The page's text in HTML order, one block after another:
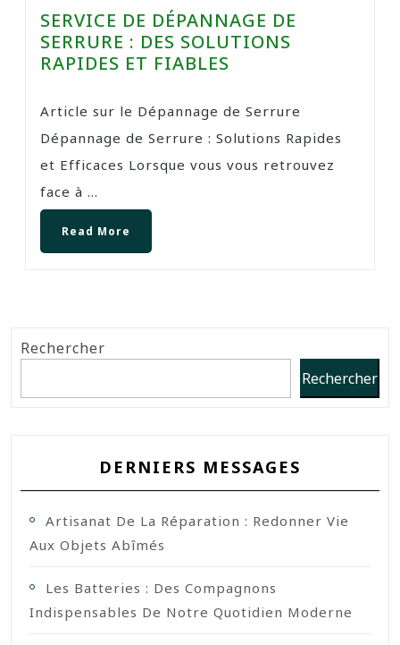
SERVICE DE DÉPANNAGE DE
SERRURE : DES SOLUTIONS
RAPIDES ET FIABLES
Article sur le Dépannage de Serrure
Dépannage de Serrure : Solutions Rapides
et Efficaces Lorsque vous vous retrouvez
face à ...
Read More
Rechercher
Rechercher
DERNIERS MESSAGES
Artisanat De La Réparation : Redonner Vie
Aux Objets Abîmés
Les Batteries : Des Compagnons
Indispensables De Notre Quotidien Moderne